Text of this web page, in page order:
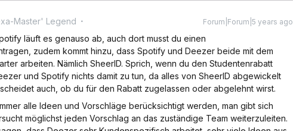
Master' Legend Forum|Forum|5 years ago
läuft es genauso ab, auch dort musst du einen
zudem kommt hinzu, dass Spotify und Deezer beide mit dem
arbeiten. Nämlich SheerID. Sprich, wenn du den Studentenrabatt
und Spotify nichts damit zu tun, da alles von SheerID abgewickelt
auch, ob du für den Rabatt zugelassen oder abgelehnt wirst.
alle Ideen und Vorschläge berücksichtigt werden, man gibt sich
möglichst jeden Vorschlag an das zuständige Team weiterzuleiten.